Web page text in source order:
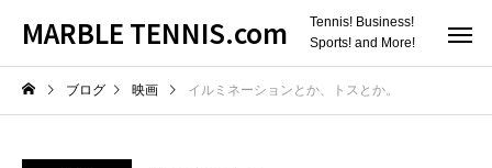
MARBLE TENNIS.com
Tennis! Business!
Sports! and More!
ブログ 映画 イルミネーションとか、トスとか。